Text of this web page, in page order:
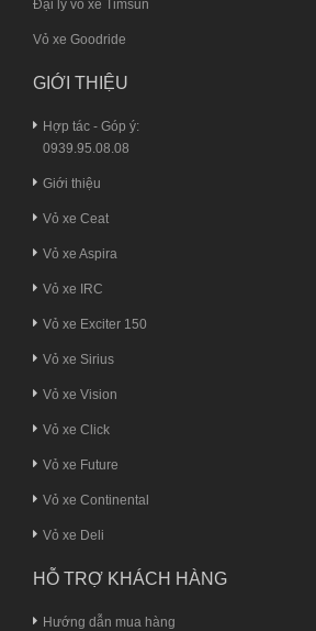
Đại lý vỏ xe Timsun
Vỏ xe Goodride
GIỚI THIỆU
Hợp tác - Góp ý:
0939.95.08.08
Giới thiệu
Vỏ xe Ceat
Vỏ xe Aspira
Vỏ xe IRC
Vỏ xe Exciter 150
Vỏ xe Sirius
Vỏ xe Vision
Vỏ xe Click
Vỏ xe Future
Vỏ xe Continental
Vỏ xe Deli
HỖ TRỢ KHÁCH HÀNG
Hướng dẫn mua hàng